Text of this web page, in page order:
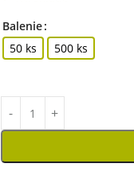
Balenie
50 ks
500 ks